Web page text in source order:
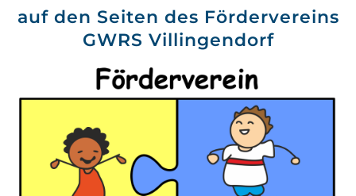
auf den Seiten des Fördervereins
GWRS Villingendorf